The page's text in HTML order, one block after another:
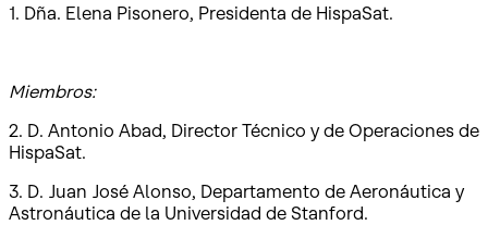
1. Dña. Elena Pisonero, Presidenta de HispaSat.
Miembros:
2. D. Antonio Abad, Director Técnico y de Operaciones de
HispaSat.
3. D. Juan José Alonso, Departamento de Aeronáutica y
Astronáutica de la Universidad de Stanford.